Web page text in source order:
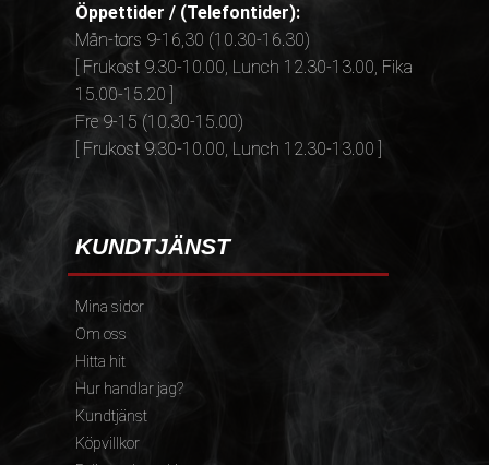
Öppettider / (Telefontider):
Mån-tors 9-16,30 (10.30-16.30)
[ Frukost 9.30-10.00, Lunch 12.30-13.00, Fika
15.00-15.20 ]
Fre 9-15 (10.30-15.00)
[ Frukost 9.30-10.00, Lunch 12.30-13.00 ]
KUNDTJÄNST
Mina sidor
Om oss
Hitta hit
Hur handlar jag?
Kundtjänst
Köpvillkor